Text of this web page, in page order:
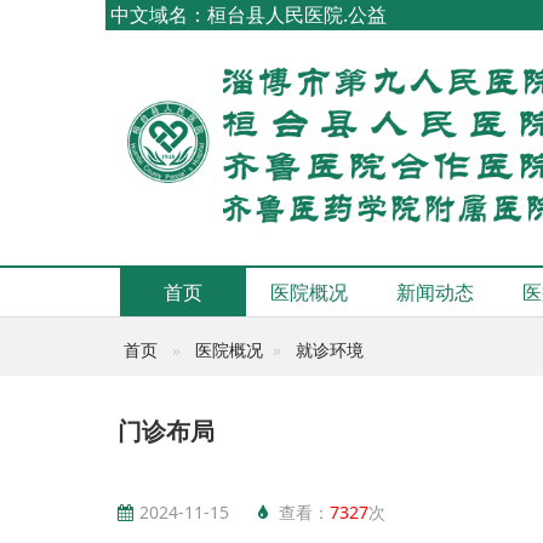
中文域名：桓台县人民医院.公益
首页 医院概况 新闻动态
首页 医院概况 就诊环境
门诊布局
2024-11-15 查看： 7327次